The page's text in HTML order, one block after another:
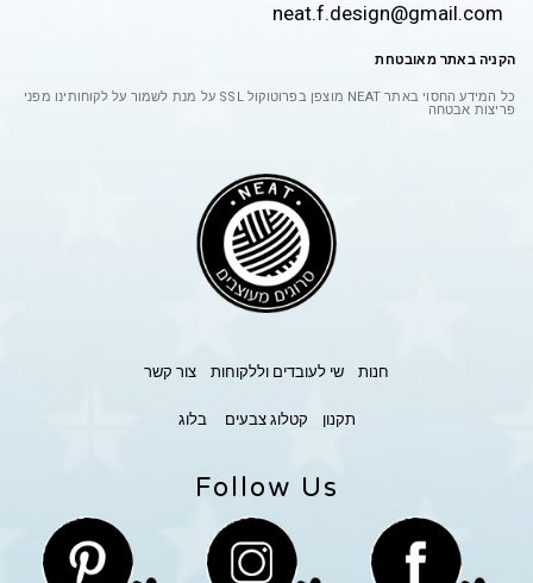
neat.f.design@gmail.com
הקניה באתר מאובטחת
כל המידע החסוי באתר NEAT מוצפן בפרוטוקול SSL על מנת לשמור על לקוחותינו מפני
פריצות אבטחה
חנות שי לעובדים וללקוחות צור קשר
תקנון קטלוג צבעים בלוג
Follow Us